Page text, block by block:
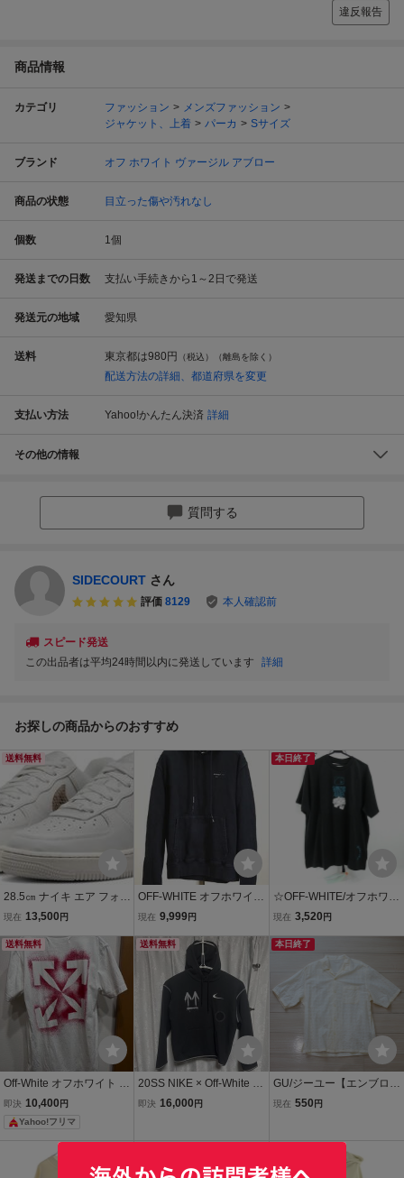
違反報告
商品情報
カテゴリ ファッション
メンズファッション
ジャケット、上着
パーカ Sサイズ
ブランド オフ ホワイト ヴァージル アブロー
商品の状態 目立った傷や汚れなし
個数 1個
発送までの日数 支払い手続きから1～2日で発送
発送元の地域 愛知県
送料 東京都は980円 （税込）（離島を除く）
配送方法の詳細、都道府県を変更
支払い方法 Yahoo!かんたん決済 詳細
その他の情報
質問する
SIDECOURT さん
評価 8129 本人確認前
スピード発送
この出品者は平均24時間以内に発送しています
詳細
お探しの商品からのおすすめ
送料無料
28.5㎝ ナイキ エア フォー
ス 1 '07 白/蛇柄 DD8959-
スネーク柄 ウィメンズ W
MNS
現在 13,500 円
OFF-WHITE オフホワイト
20SSアローロゴパッチス
現在 9,999円
本日終了
☆OFF-WHITE/オフホワイ
ト Dripping Arrow T-Shirt
AA038R20185005/XS /U
現在 3,520 円
送料無料
Off-White オフホワイト 半
袖 Tシャツ ホワイト XS
即決 10,400 円
Yahoo!フリマ
送料無料
20SS NIKE × Off-White パ
ーカー スウェットパーカ
ズ
即決 16,000 円
本日終了
GU/ジーユー【エンブロイ
ダリーオープンカラーシ
ース素材】ゆうパケット
ポスト匿名配送
現在 550 円